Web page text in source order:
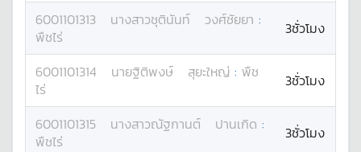
6001101313 นางสาวชุตินันท์ วงศ์ชัยยา :
พืชไร่
3ชั่วโมง
6001101314 นายฐิติพงษ์ สุยะใหญ่ : พืช
ไร่
3ชั่วโมง
6001101315 นางสาวณัฐกานต์ ปานเกิด :
พืชไร่
3ชั่วโมง